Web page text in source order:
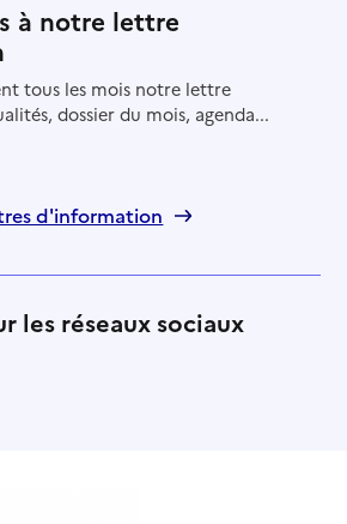
à notre lettre
tous les mois notre lettre
dossier du mois, agenda...
d'information
les réseaux sociaux